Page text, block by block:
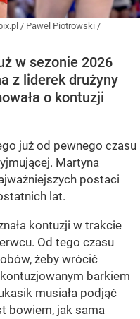
/ Pawel Piotrowski /
w sezonie 2026
z liderek drużyny
o kontuzji
już od pewnego czasu
Martyna
postaci
lat.
kontuzji w trakcie
Od tego czasu
żeby wrócić
barkiem
musiała podjąć
bowiem, jak sama